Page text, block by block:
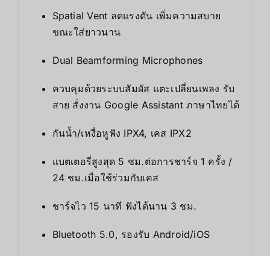
Spatial Vent ลดแรงดัน เพิ่มความสบาย
ขณะใส่ยาวนาน
Dual Beamforming Microphones
ควบคุมด้วยระบบสัมผัส แตะเปลี่ยนเพลง รับ
สาย สั่งงาน Google Assistant ภาษาไทยได้
กันน้ำ/เหงื่อหูฟัง IPX4, เคส IPX2
แบตเตอรี่สูงสุด 5 ชม.ต่อการชาร์จ 1 ครั้ง /
24 ชม.เมื่อใช้ร่วมกับเคส
ชาร์จไว 15 นาที ฟังได้นาน 3 ชม.
Bluetooth 5.0, รองรับ Android/iOS